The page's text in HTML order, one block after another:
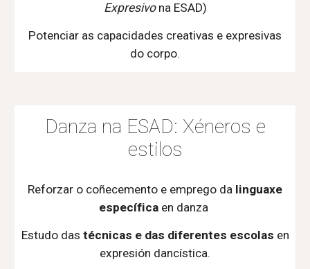
Expresivona ESAD)
Potenciar as capacidades creativas e expresivas
do corpo.
Danza na ESAD: Xéneros e
estilos
Reforzar o coñecemento e emprego da linguaxe
específica en danza
Estudo das técnicas e das diferentes escolas en
expresión dancística.